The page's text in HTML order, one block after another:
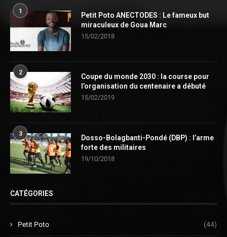
1
Petit Poto ANECTODES : Le fameux but
miraculeux de Goua Marc
15/02/2018
2
Coupe du monde 2030 : la course pour
l’organisation du centenaire a débuté
15/02/2019
3
Dosso-Bolagbanti-Pondé (DBP) : l’arme
forte des militaires
19/10/2018
CATÉGORIES
Petit Poto (44)